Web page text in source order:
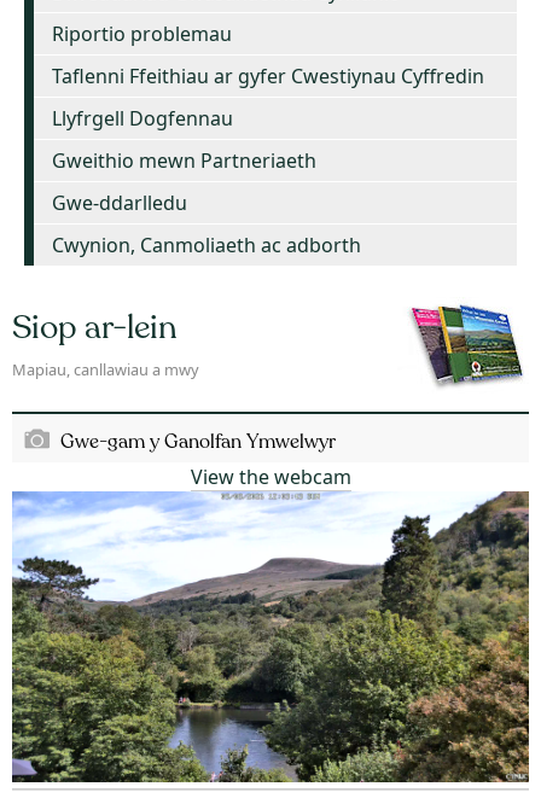
Riportio problemau
Taflenni Ffeithiau ar gyfer Cwestiynau Cyffredin
Llyfrgell Dogfennau
Gweithio mewn Partneriaeth
Gwe-ddarlledu
Cwynion, Canmoliaeth ac adborth
Siop ar-lein
Mapiau, canllawiau a mwy
Gwe-gam y Ganolfan Ymwelwyr
View the webcam